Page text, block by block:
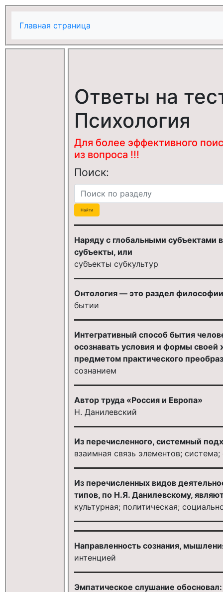
Главная страница
Ответы на
Психология
Для более эффективного
из вопроса !!!
Поиск:
Наряду с глобальными субъектами
субъекты, или
субъекты субкультур
Онтология — это раздел
бытии
Интегративный способ бытия
осознавать условия и формы своей
предметом практического
сознанием
Автор труда «Россия и Европа»
Н. Данилевский
Из перечисленного, системный
взаимная связь элементов;
Из перечисленных видов
типов, по Н.Я. Данилевскому,
культурная; политическая;
Направленность сознания,
интенцией
Эмпатическое слушание обосновал: